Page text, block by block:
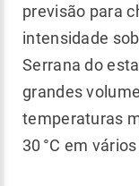
previsão para
intensidade
Serrana do
grandes
temperaturas
30 °C em